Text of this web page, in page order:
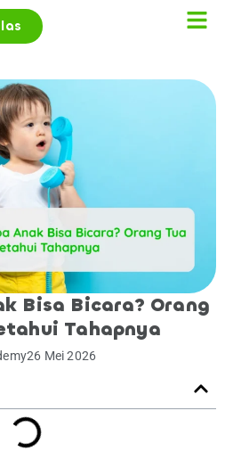
Bisa Bicara? Orang
Tahapnya
26 Mei 2026